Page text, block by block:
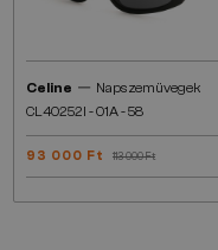
Celine — Napszemüvegek
CL40252I - 01A - 58
93 000 Ft 113 000 Ft